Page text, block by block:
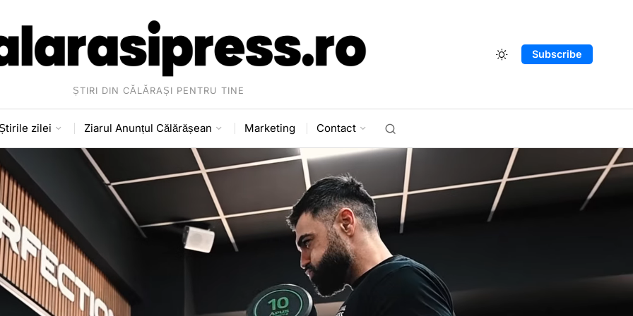
ȘTIRI DIN CĂLĂRAȘI PENTRU TINE
Subscribe
zilei Ziarul Anunțul Călărășean Marketing Contact